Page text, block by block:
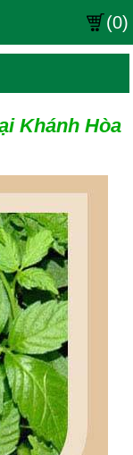
(0)
Khánh Hòa